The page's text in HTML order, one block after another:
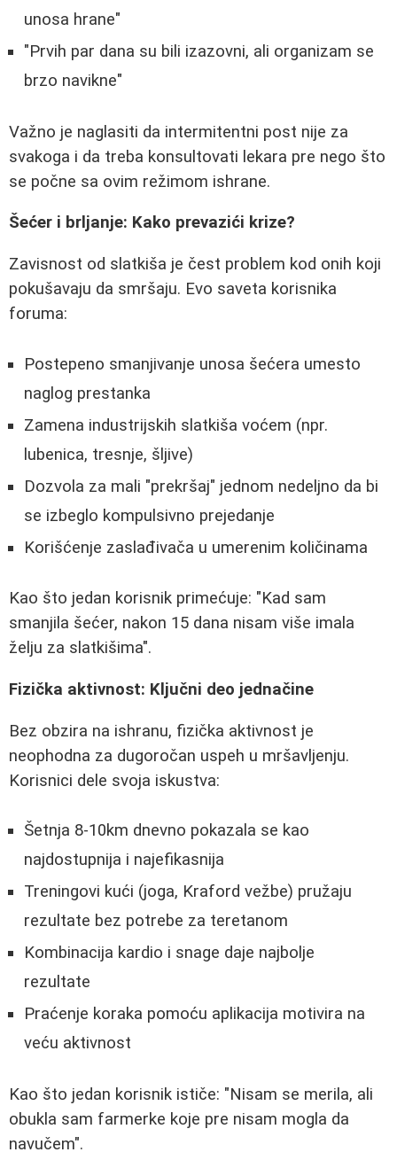
unosa hrane"
"Prvih par dana su bili izazovni, ali organizam se
brzo navikne"
Važno je naglasiti da intermitentni post nije za
svakoga i da treba konsultovati lekara pre nego što
se počne sa ovim režimom ishrane.
Šećer i brljanje: Kako prevazići krize?
Zavisnost od slatkiša je čest problem kod onih koji
pokušavaju da smršaju. Evo saveta korisnika
foruma:
Postepeno smanjivanje unosa šećera umesto
naglog prestanka
Zamena industrijskih slatkiša voćem (npr.
lubenica, tresnje, šljive)
Dozvola za mali "prekršaj" jednom nedeljno da bi
se izbeglo kompulsivno prejedanje
Korišćenje zaslađivača u umerenim količinama
Kao što jedan korisnik primećuje: "Kad sam
smanjila šećer, nakon 15 dana nisam više imala
želju za slatkišima".
Fizička aktivnost: Ključni deo jednačine
Bez obzira na ishranu, fizička aktivnost je
neophodna za dugoročan uspeh u mršavljenju.
Korisnici dele svoja iskustva:
Šetnja 8-10km dnevno pokazala se kao
najdostupnija i najefikasnija
Treningovi kući (joga, Kraford vežbe) pružaju
rezultate bez potrebe za teretanom
Kombinacija kardio i snage daje najbolje
rezultate
Praćenje koraka pomoću aplikacija motivira na
veću aktivnost
Kao što jedan korisnik ističe: "Nisam se merila, ali
obukla sam farmerke koje pre nisam mogla da
navučem".